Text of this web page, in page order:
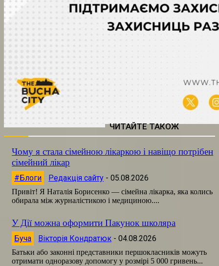
ЧИТАЙТЕ ТАКОЖ
Чому я стала сімейною лікаркою і навіщо потрібен
сімейний лікар
#Блоги Редакція сайту - 05.08.2026
Привіт! Я Наталія Борисенко — сімейна лікарка, яка колись
обирала між журналістикою і медициною....
У Дії можна оформити Пакунок школяра
Буча Вікторія Кондратюк - 04.08.2026
Батьки або законні представники першокласників можуть
отримати одноразову допомогу у розмірі 5 000 гривень...